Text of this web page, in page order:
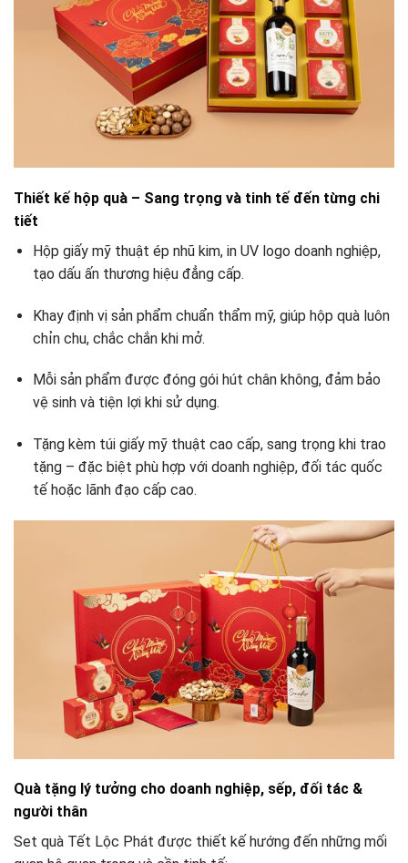
Thiết kế hộp quà – Sang trọng và tinh tế đến từng chi
tiết
Hộp giấy mỹ thuật ép nhũ kim, in UV logo doanh nghiệp,
tạo dấu ấn thương hiệu đẳng cấp.
Khay định vị sản phẩm chuẩn thẩm mỹ, giúp hộp quà luôn
chỉn chu, chắc chắn khi mở.
Mỗi sản phẩm được đóng gói hút chân không, đảm bảo
vệ sinh và tiện lợi khi sử dụng.
Tặng kèm túi giấy mỹ thuật cao cấp, sang trọng khi trao
tặng – đặc biệt phù hợp với doanh nghiệp, đối tác quốc
tế hoặc lãnh đạo cấp cao.
Quà tặng lý tưởng cho doanh nghiệp, sếp, đối tác &
người thân
Set quà Tết Lộc Phát được thiết kế hướng đến những mối